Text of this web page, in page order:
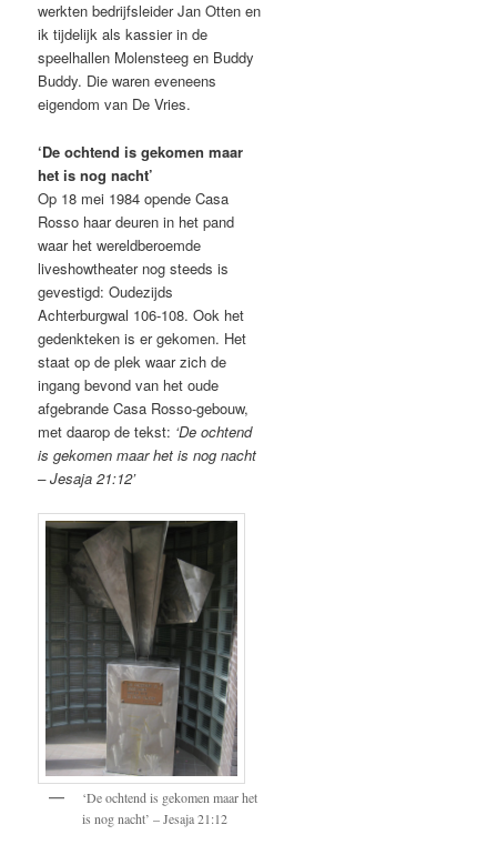
werkten bedrijfsleider Jan Otten en
ik tijdelijk als kassier in de
speelhallen Molensteeg en Buddy
Buddy. Die waren eveneens
eigendom van De Vries.
‘De ochtend is gekomen maar
het is nog nacht’
Op 18 mei 1984 opende Casa
Rosso haar deuren in het pand
waar het wereldberoemde
liveshowtheater nog steeds is
gevestigd: Oudezijds
Achterburgwal 106-108. Ook het
gedenkteken is er gekomen. Het
staat op de plek waar zich de
ingang bevond van het oude
afgebrande Casa Rosso-gebouw,
met daarop de tekst: ‘De ochtend
is gekomen maar het is nog nacht
– Jesaja 21:12’
‘De ochtend is gekomen maar het
is nog nacht’ – Jesaja 21:12